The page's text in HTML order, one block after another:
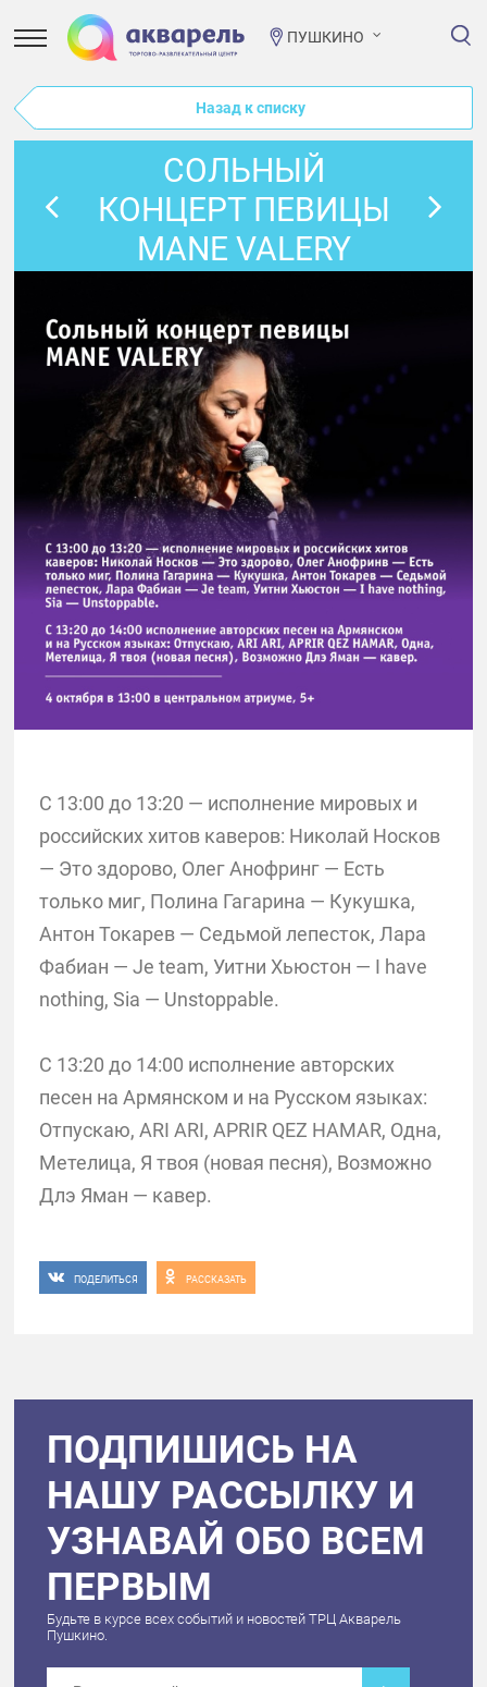
ПУШКИНО
Назад к списку
СОЛЬНЫЙ
КОНЦЕРТ ПЕВИЦЫ
MANE VALERY
С 13:00 до 13:20 — исполнение мировых и
российских хитов каверов: Николай Носков
— Это здорово, Олег Анофринг — Есть
только миг, Полина Гагарина — Кукушка,
Антон Токарев — Седьмой лепесток, Лара
Фабиан — Je team, Уитни Хьюстон — I have
nothing, Sia — Unstoppable.
С 13:20 до 14:00 исполнение авторских
песен на Армянском и на Русском языках:
Отпускаю, ARI ARI, APRIR QEZ HAMAR, Одна,
Метелица, Я твоя (новая песня), Возможно
Длэ Яман — кавер.
ПОДЕЛИТЬСЯ РАССКАЗАТЬ
ПОДПИШИСЬ НА
НАШУ РАССЫЛКУ И
УЗНАВАЙ ОБО ВСЕМ
ПЕРВЫМ
Будьте в курсе всех событий и новостей ТРЦ Акварель
Пушкино.